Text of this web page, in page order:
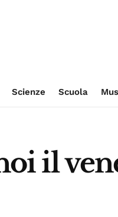
Scienze Scuola
il